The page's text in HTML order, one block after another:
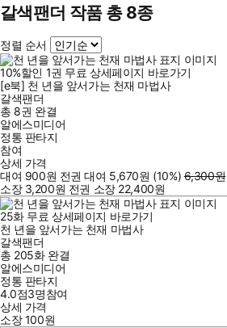
갈색팬더 작품 총 8종
정렬 순서
10%할인 1권 무료 상세페이지 바로가기
[e북] 천 년을 앞서가는 천재 마법사
갈색팬더
총 8권 완결
알에스미디어
정통 판타지
참여
상세 가격
대여 900원 전권 대여 5,670원 (10%) 6,300원
소장 3,200원 전권 소장 22,400원
25화 무료 상세페이지 바로가기
천 년을 앞서가는 천재 마법사
갈색팬더
총 205화 완결
알에스미디어
정통 판타지
4.0점3명참여
상세 가격
소장100원